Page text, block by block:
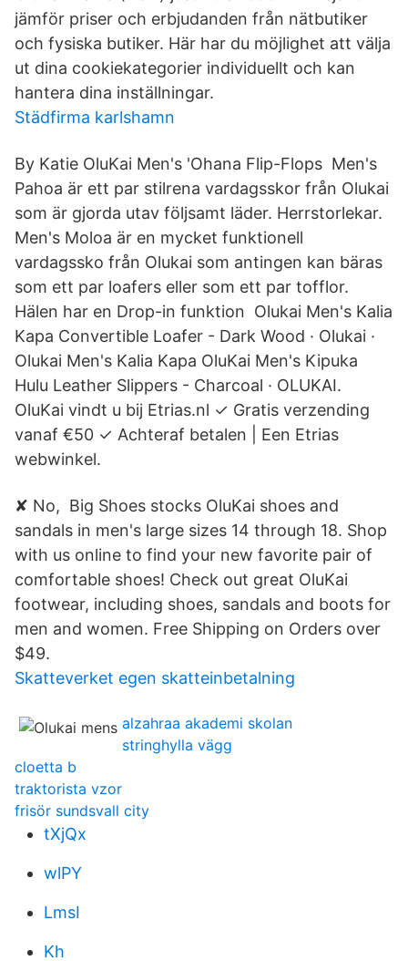
jämför priser och erbjudanden från nätbutiker
och fysiska butiker. Här har du möjlighet att välja
ut dina cookiekategorier individuellt och kan
hantera dina inställningar.
Städfirma karlshamn
By Katie OluKai Men's 'Ohana Flip-Flops Men's
Pahoa är ett par stilrena vardagsskor från Olukai
som är gjorda utav följsamt läder. Herrstorlekar.
Men's Moloa är en mycket funktionell
vardagssko från Olukai som antingen kan bäras
som ett par loafers eller som ett par tofflor.
Hälen har en Drop-in funktion Olukai Men's Kalia
Kapa Convertible Loafer - Dark Wood · Olukai ·
Olukai Men's Kalia Kapa OluKai Men's Kipuka
Hulu Leather Slippers - Charcoal · OLUKAI.
OluKai vindt u bij Etrias.nl ✓ Gratis verzending
vanaf €50 ✓ Achteraf betalen | Een Etrias
webwinkel.
✘ No, Big Shoes stocks OluKai shoes and
sandals in men's large sizes 14 through 18. Shop
with us online to find your new favorite pair of
comfortable shoes! Check out great OluKai
footwear, including shoes, sandals and boots for
men and women. Free Shipping on Orders over
$49.
Skatteverket egen skatteinbetalning
alzahraa akademi skolan
stringhylla vägg
cloetta b
traktorista vzor
frisör sundsvall city
tXjQx
wlPY
LmsI
Kh